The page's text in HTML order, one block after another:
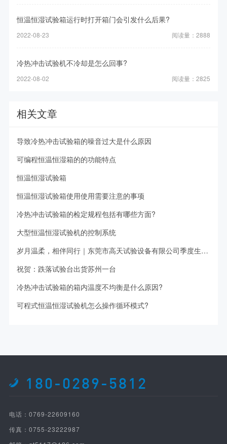
恒温恒湿试验箱运行时打开箱门会引发什么后果?
2022-08-23 阅读量：2888
冷热冲击试验机不冷却是怎么回事?
2022-08-02 阅读量：2825
相关文章
导致冷热冲击试验箱的噪音过大是什么原因
可编程恒温恒湿箱的的功能特点
恒温恒湿试验箱
恒温恒湿试验箱使用使用需要注意的事项
冷热冲击试验箱的检定规程包括有哪些方面?
大型恒温恒湿试验机的控制系统
岁月温柔，相伴同行｜东莞市高天试验设备有限公司季度生日会，暖意满满！
祝贺：跌落试验台出货苏州一台
冷热冲击试验箱的箱内温度不均衡是什么原因?
可程式恒温恒湿试验机怎么操作循环模式?
180-0289-5812
电话：0769-22609160
传真：0755-23222987